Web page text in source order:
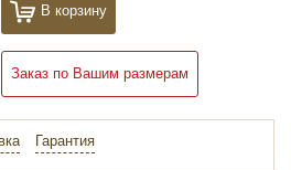
В корзину
Заказ по Вашим размерам
Гарантия